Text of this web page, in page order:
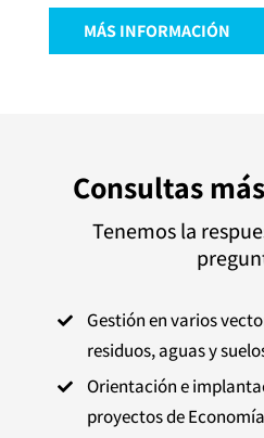
MÁS INFORMACIÓN
Consultas
Tenemos la

Gestión en varios
residuos, aguas y

Orientación e
proyectos de